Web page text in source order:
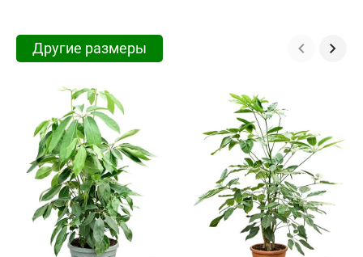
Другие размеры